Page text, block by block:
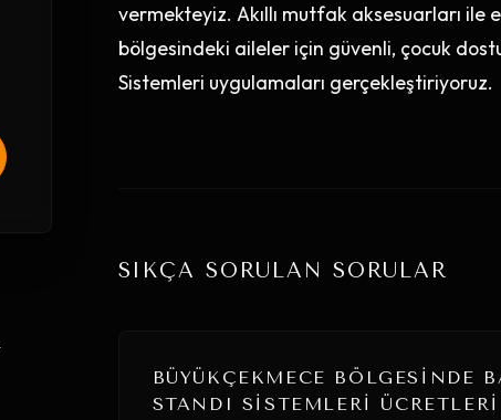
vermekteyiz. Akıllı mutfak aksesuarları ile
bölgesindeki aileler için güvenli, çocuk
Sistemleri uygulamaları gerçekleştiriyoruz.
SIKÇA SORULAN SORULAR
BÜYÜKÇEKMECE
STANDI SISTEMLERI